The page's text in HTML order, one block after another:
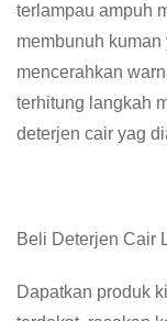
terlampau ampuh
membunuh
mencerahkan
terhitung langkah
deterjen cair yag
Beli Deterjen Cair
Dapatkan produk